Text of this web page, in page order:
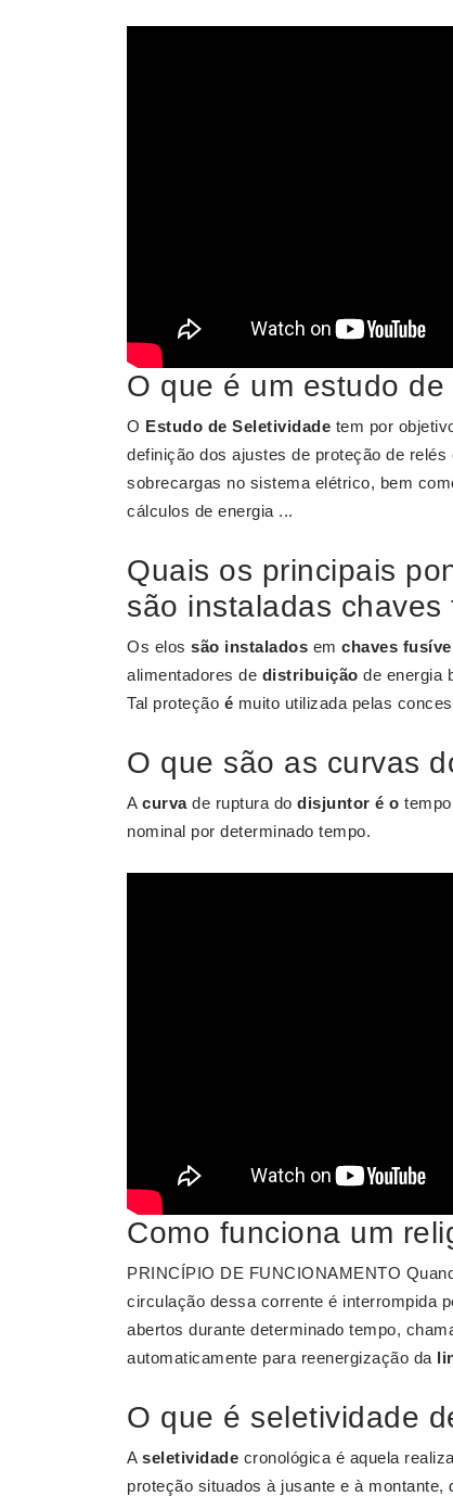
O que é um estudo
O Estudo de Seletividade tem por
definição dos ajustes de proteção de
sobrecargas no sistema elétrico, bem
cálculos de energia ...
Quais os principais
são instaladas chaves
Os elos são instalados em chaves
alimentadores de distribuição de energia
Tal proteção é muito utilizada pelas
O que são as curvas
A curvade ruptura do disjuntor é o
nominal por determinado tempo.
Como funciona um
PRINCÍPIO DE FUNCIONAMENTO
circulação dessa corrente é interrompida
abertos durante determinado tempo,
automaticamente para reenergização da
O que é seletividade
A seletividade cronológica é aquela
proteção situados à jusante e à